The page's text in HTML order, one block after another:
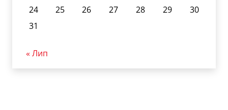
24
25 26 27 28 29
30
31
« Лип